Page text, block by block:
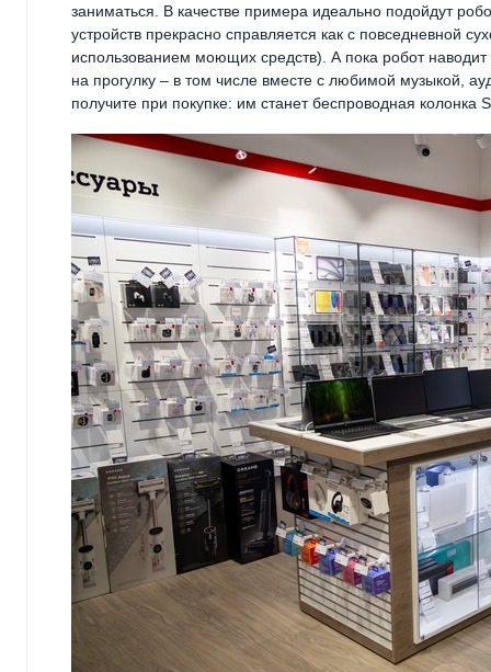
заниматься. В качестве примера идеально подойдут
устройств прекрасно справляется как с повседневной
использованием моющих средств). А пока робот наводит
на прогулку – в том числе вместе с любимой музыкой,
получите при покупке: им станет беспроводная колонка